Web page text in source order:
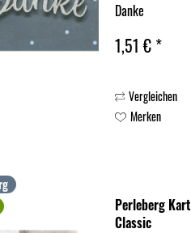
Danke
1,51 € *
Vergleichen
Merken
Perleberg
Classic